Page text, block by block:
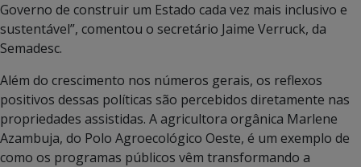
Governo de construir um Estado cada vez mais inclusivo e
sustentável”, comentou o secretário Jaime Verruck, da
Semadesc.
Além do crescimento nos números gerais, os reflexos
positivos dessas políticas são percebidos diretamente nas
propriedades assistidas. A agricultora orgânica Marlene
Azambuja, do Polo Agroecológico Oeste, é um exemplo de
como os programas públicos vêm transformando a